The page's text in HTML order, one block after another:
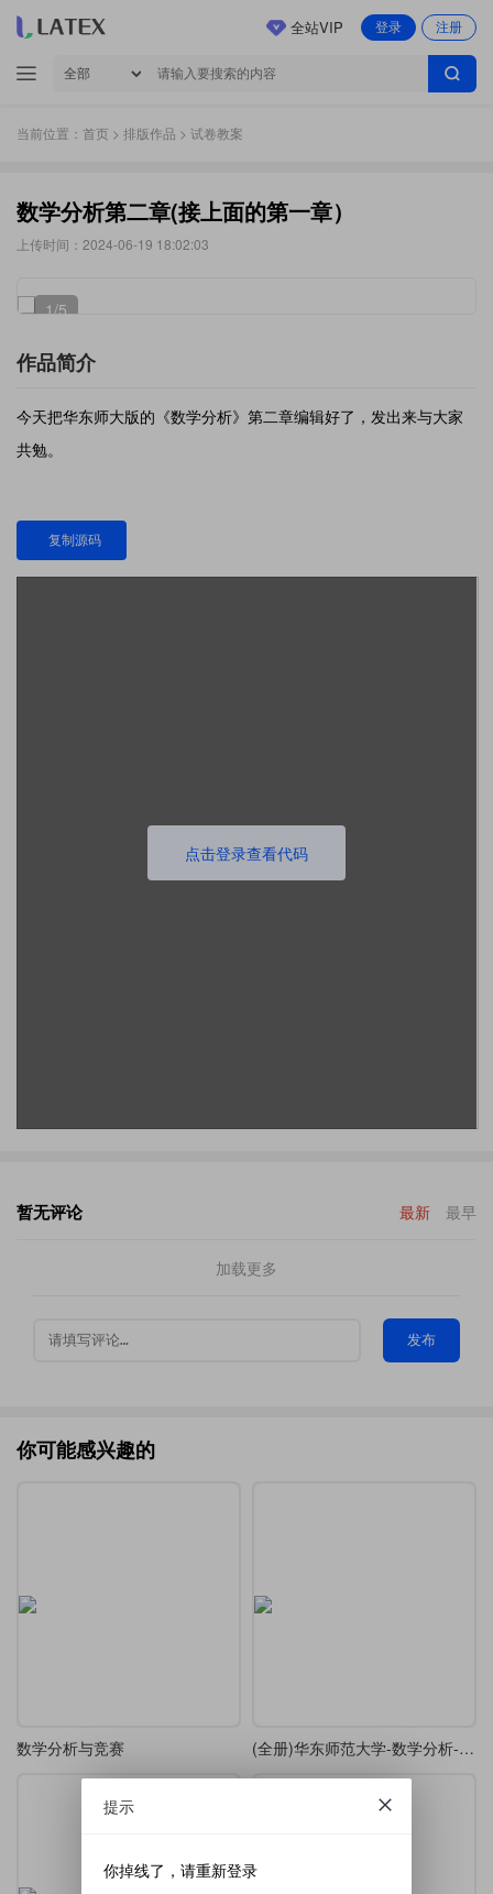
登录 注册
全站VIP
当前位置： 首页 > 排版作品 > 试卷教案
数学分析第二章(接上面的第一章）
上传时间：2024-06-19 18:02:03
1/5
作品简介
今天把华东师大版的《数学分析》第二章编辑好了，发出来与大家
共勉。
复制源码
点击登录查看代码
暂无评论 最新 最早
加载更多
发布
你可能感兴趣的
数学分析与竞赛 (全册)华东师范大学-数学分析-elegant模板
提示
你掉线了，请重新登录